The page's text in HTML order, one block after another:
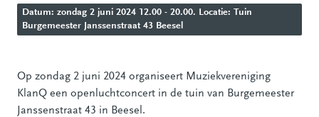
Datum: zondag 2 juni 2024 12.00 - 20.00. Locatie: Tuin
Burgemeester Janssenstraat 43 Beesel
Op zondag 2 juni 2024 organiseert Muziekvereniging
KlanQ een openluchtconcert in de tuin van Burgemeester
Janssenstraat 43 in Beesel.